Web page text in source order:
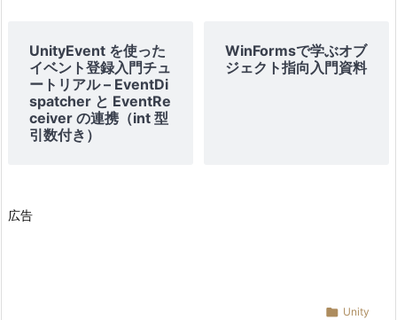
UnityEvent を使った
イベント登録入門チュ
ートリアル – EventDi
spatcher と EventRe
ceiver の連携（int 型
引数付き）
WinFormsで学ぶオブ
ジェクト指向入門資料
広告
 Unity